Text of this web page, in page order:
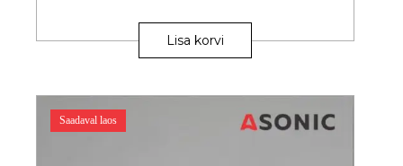
Lisa korvi
Saadaval laos